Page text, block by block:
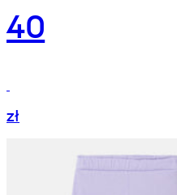
40
zł